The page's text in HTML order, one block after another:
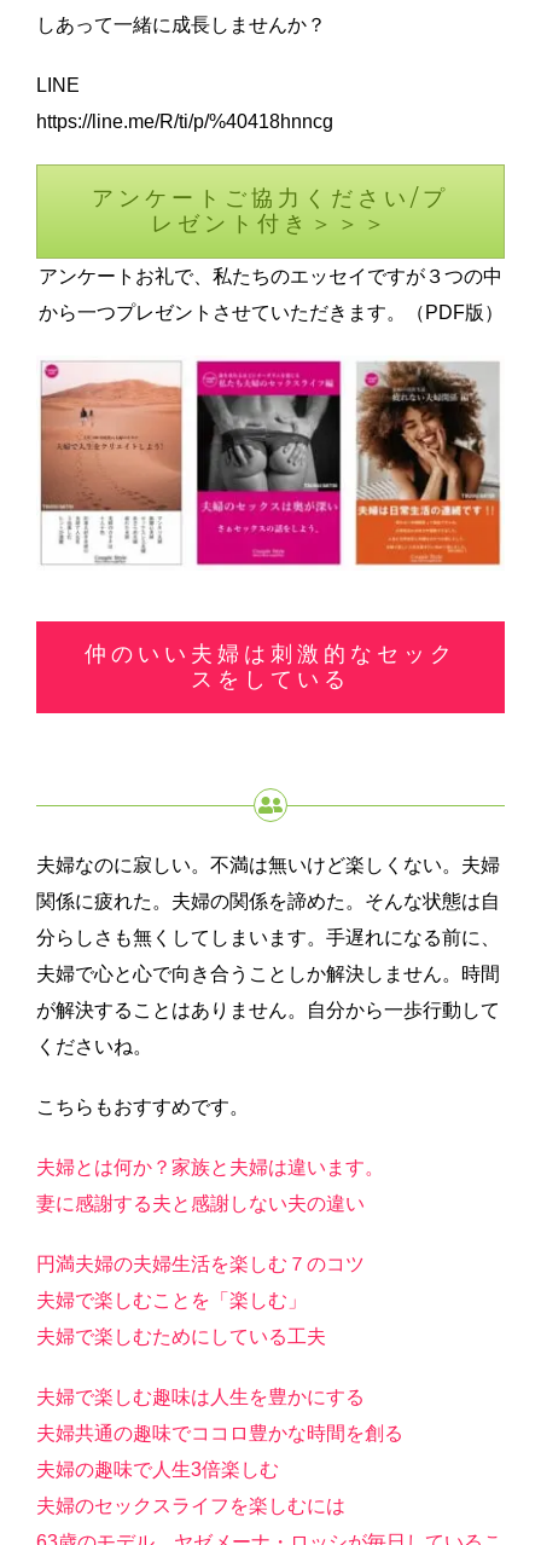
しあって一緒に成長しませんか？
LINE
https://line.me/R/ti/p/%40418hnncg
アンケートご協力ください/プ
レゼント付き＞＞＞
アンケートお礼で、私たちのエッセイですが３つの中
から一つプレゼントさせていただきます。（PDF版）
仲のいい夫婦は刺激的なセック
スをしている
夫婦なのに寂しい。不満は無いけど楽しくない。夫婦
関係に疲れた。夫婦の関係を諦めた。そんな状態は自
分らしさも無くしてしまいます。手遅れになる前に、
夫婦で心と心で向き合うことしか解決しません。時間
が解決することはありません。自分から一歩行動して
くださいね。
こちらもおすすめです。
夫婦とは何か？家族と夫婦は違います。
妻に感謝する夫と感謝しない夫の違い
円満夫婦の夫婦生活を楽しむ７のコツ
夫婦で楽しむことを「楽しむ」
夫婦で楽しむためにしている工夫
夫婦で楽しむ趣味は人生を豊かにする
夫婦共通の趣味でココロ豊かな時間を創る
夫婦の趣味で人生3倍楽しむ
夫婦のセックスライフを楽しむには